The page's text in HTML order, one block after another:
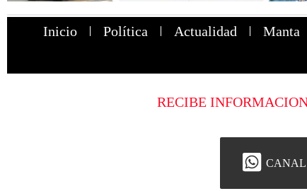
Inicio Política Actualidad Manta
RECIBE
CANAL